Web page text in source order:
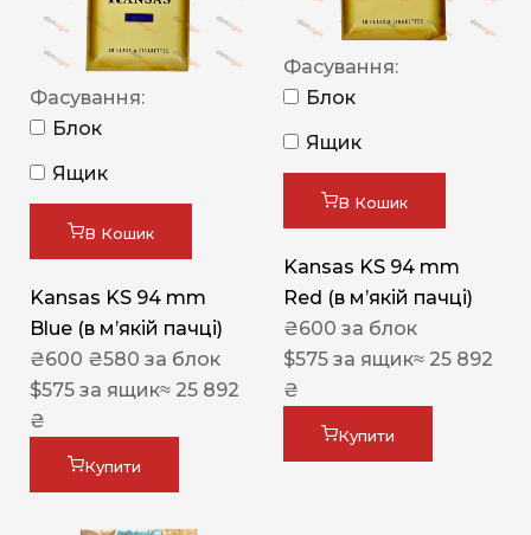
Фасування:
Блок
Ящик
В Кошик
Kansas KS 94 mm
Blue (в мʼякій пачці)
₴600 ₴580 за блок
$575 за ящик≈ 25 892
₴
Купити
Фасування:
Блок
Ящик
В Кошик
Kansas KS 94 mm
Red (в мʼякій пачці)
₴600 за блок
$575 за ящик≈ 25 892
₴
Купити